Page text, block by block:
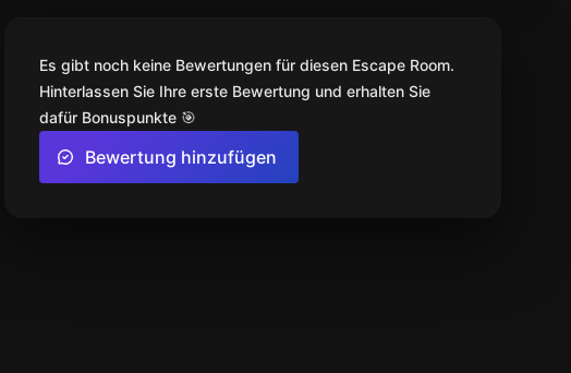
Es gibt noch keine Bewertungen für diesen Escape Room.
Hinterlassen Sie Ihre erste Bewertung und erhalten Sie
dafür Bonuspunkte 🎯
Bewertung hinzufügen